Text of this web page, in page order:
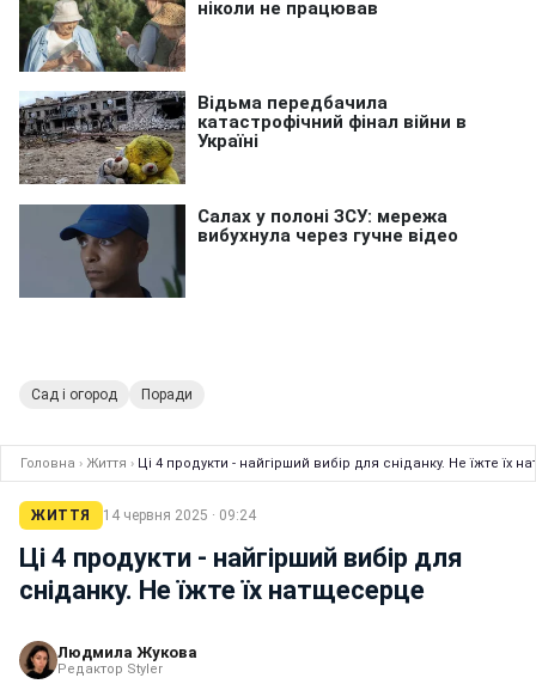
Сад і огород Поради
Головна › Життя › Ці 4 продукти - найгірший вибір для сніданку. Не їжте їх
ЖИТТЯ 14 червня 2025 · 09:24
Ці 4 продукти - найгірший вибір для
сніданку. Не їжте їх натщесерце
Людмила Жукова
Редактор Styler